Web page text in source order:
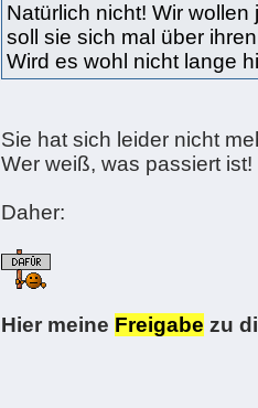
Natürlich nicht! Wir
soll sie sich mal über
Wird es wohl nicht lange
Sie hat sich leider nicht
Wer weiß, was passiert
Daher:
Hier meine Freigabe zu